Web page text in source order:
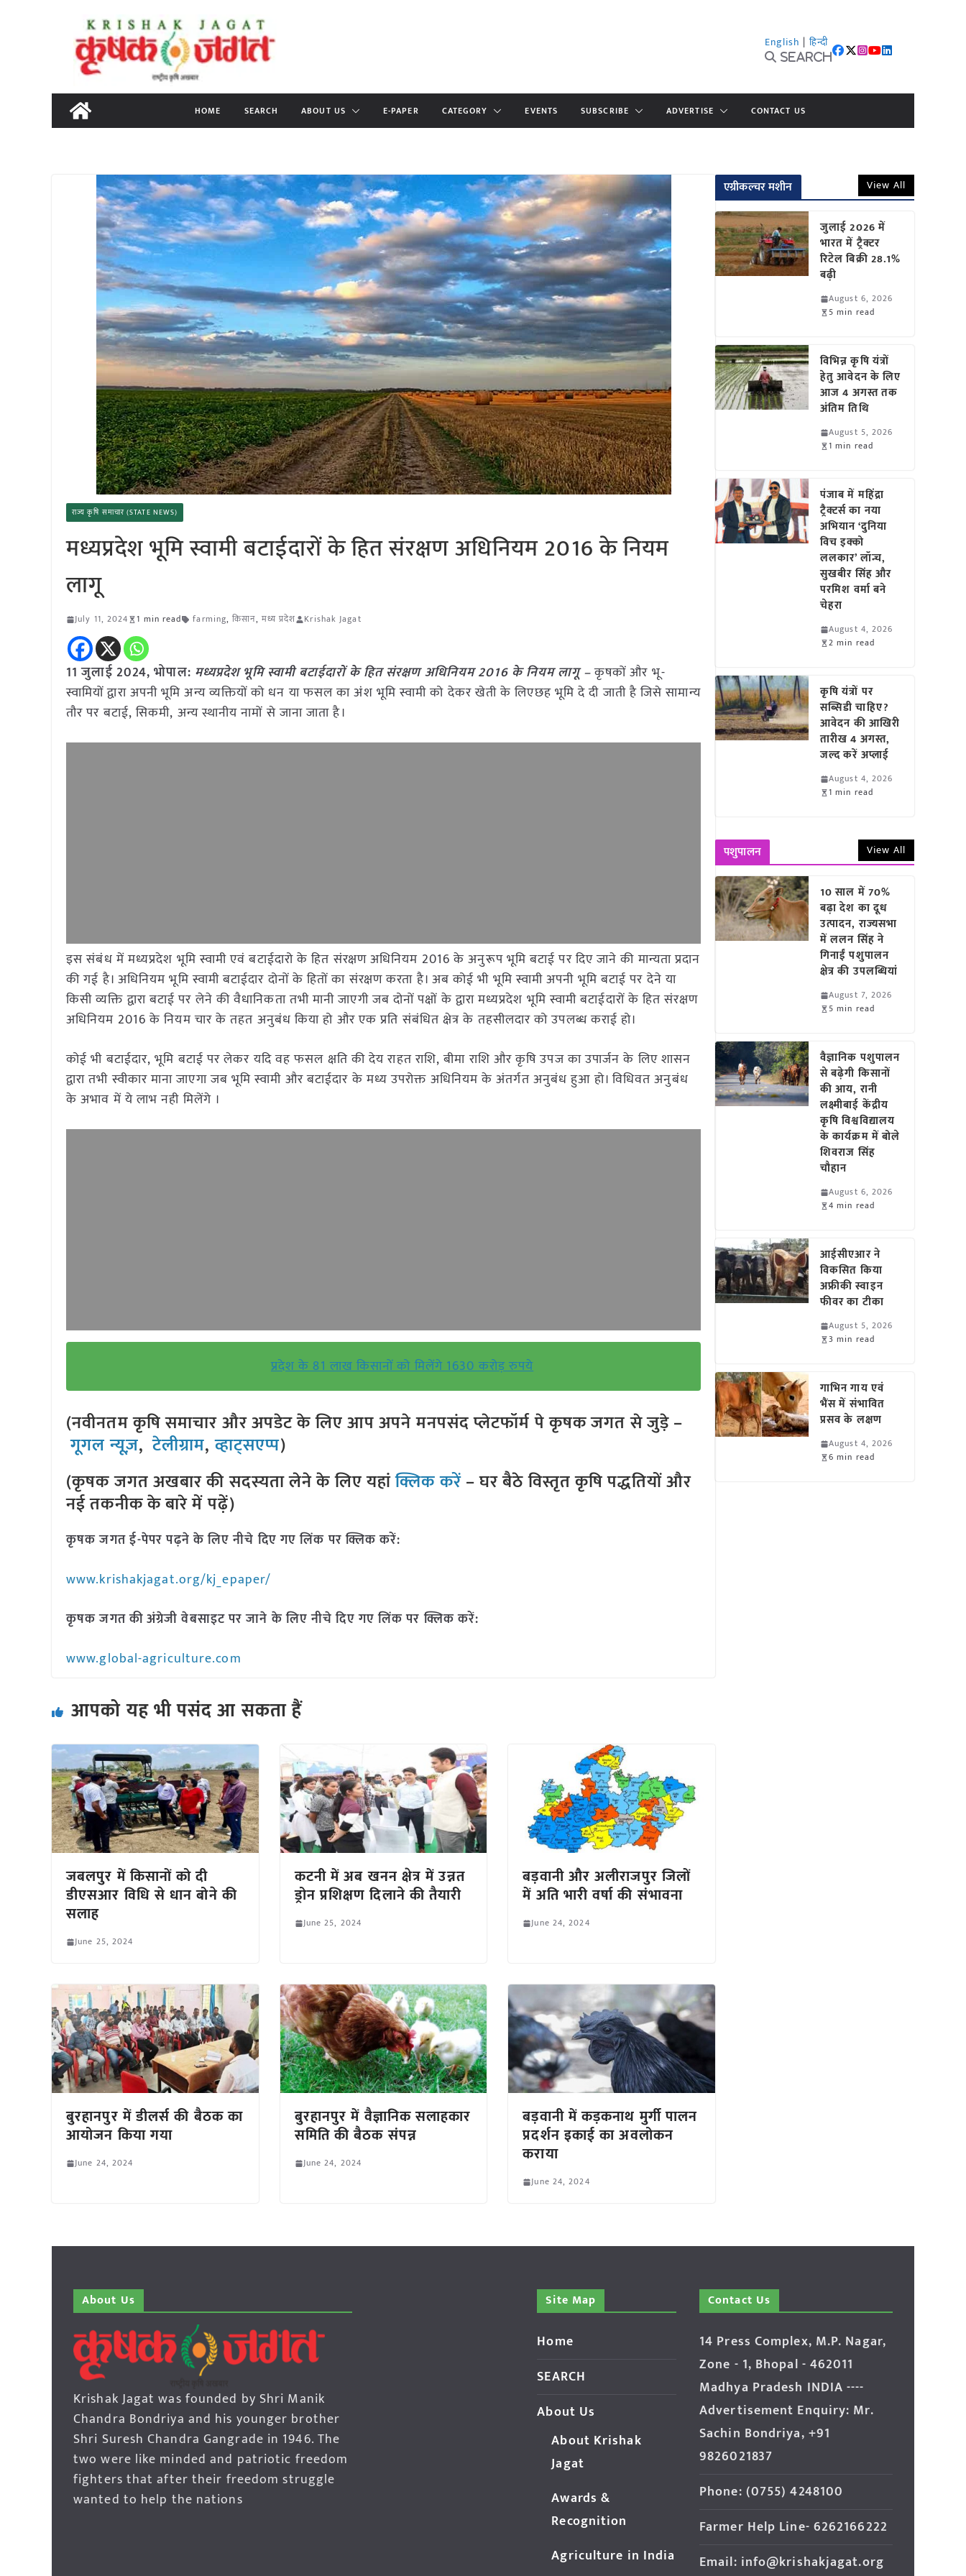
content
English | हिन्दी
Search
HOME SEARCH ABOUT US E-PAPER CATEGORY EVENTS SUBSCRIBE ADVERTISE CONTACT US
राज्य कृषि समाचार (STATE NEWS)
मध्यप्रदेश भूमि स्वामी बटाईदारों के हित संरक्षण अधिनियम 2016 के नियम
लागू
July 11, 2024 1 min read farming,किसान, मध्य प्रदेश Krishak Jagat
11 जुलाई 2024, भोपाल: मध्यप्रदेश भूमि स्वामी बटाईदारों के हित संरक्षण अधिनियम 2016 के नियम लागू –कृषकों और भू-
स्वामियों द्वारा अपनी भूमि अन्य व्यक्तियों को धन या फसल का अंश भूमि स्वामी को देकर खेती के लिएछह भूमि दे दी जाती है जिसे सामान्य
तौर पर बटाई, सिकमी, अन्य स्थानीय नामों से जाना जाता है।
इस संबंध में मध्यप्रदेश भूमि स्वामी एवं बटाईदारो के हित संरक्षण अधिनियम 2016 के अनुरूप भूमि बटाई पर दिए जाने की मान्यता प्रदान
की गई है। अधिनियम भूमि स्वामी बटाईदार दोनों के हितों का संरक्षण करता है। अब कोई भी भूमि स्वामी अपनी भूमि बटाई पर देने या
किसी व्यक्ति द्वारा बटाई पर लेने की वैधानिकता तभी मानी जाएगी जब दोनों पक्षों के द्वारा मध्यप्रदेश भूमि स्वामी बटाईदारों के हित संरक्षण
अधिनियम 2016 के नियम चार के तहत अनुबंध किया हो और एक प्रति संबंधित क्षेत्र के तहसीलदार को उपलब्ध कराई हो।
कोई भी बटाईदार, भूमि बटाई पर लेकर यदि वह फसल क्षति की देय राहत राशि, बीमा राशि और कृषि उपज का उपार्जन के लिए शासन
द्वारा तभी स्वीकार माना जाएगा जब भूमि स्वामी और बटाईदार के मध्य उपरोक्त अधिनियम के अंतर्गत अनुबंध हुआ हो। विधिवत अनुबंध
के अभाव में ये लाभ नही मिलेंगे ।
प्रदेश के 81 लाख किसानों को मिलेंगे 1630 करोड़ रुपये
(नवीनतम कृषि समाचार और अपडेट के लिए आप अपने मनपसंद प्लेटफॉर्म पे कृषक जगत से जुड़े –
गूगल न्यूज़,टेलीग्राम,व्हाट्सएप्प)
(कृषक जगत अखबार की सदस्यता लेने के लिए यहांक्लिक करें– घर बैठे विस्तृत कृषि पद्धतियों और
नई तकनीक के बारे में पढ़ें)
कृषक जगत ई-पेपर पढ़ने के लिए नीचे दिए गए लिंक पर क्लिक करें:
www.krishakjagat.org/kj_epaper/
कृषक जगत की अंग्रेजी वेबसाइट पर जाने के लिए नीचे दिए गए लिंक पर क्लिक करें:
www.global-agriculture.com
आपको यह भी पसंद आ सकता हैं
जबलपुर में किसानों को दी
डीएसआर विधि से धान बोने की
सलाह
June 25, 2024
कटनी में अब खनन क्षेत्र में उन्नत
ड्रोन प्रशिक्षण दिलाने की तैयारी
June 25, 2024
बड़वानी और अलीराजपुर जिलों
में अति भारी वर्षा की संभावना
June 24, 2024
बुरहानपुर में डीलर्स की बैठक का
आयोजन किया गया
June 24, 2024
बुरहानपुर में वैज्ञानिक सलाहकार
समिति की बैठक संपन्न
June 24, 2024
बड़वानी में कड़कनाथ मुर्गी पालन
प्रदर्शन इकाई का अवलोकन
कराया
June 24, 2024
एग्रीकल्चर मशीन View All
जुलाई 2026 में
भारत में ट्रैक्टर
रिटेल बिक्री 28.1%
बढ़ी
August 6, 2026
5 min read
विभिन्न कृषि यंत्रों
हेतु आवेदन के लिए
आज 4 अगस्त तक
अंतिम तिथि
August 5, 2026
1 min read
पंजाब में महिंद्रा
ट्रैक्टर्स का नया
अभियान ‘दुनिया
विच इक्को
ललकार’ लॉन्च,
सुखबीर सिंह और
परमिश वर्मा बने
चेहरा
August 4, 2026
2 min read
कृषि यंत्रों पर
सब्सिडी चाहिए?
आवेदन की आखिरी
तारीख 4 अगस्त,
जल्द करें अप्लाई
August 4, 2026
1 min read
पशुपालन View All
10 साल में 70%
बढ़ा देश का दूध
उत्पादन, राज्यसभा
में ललन सिंह ने
गिनाईं पशुपालन
क्षेत्र की उपलब्धियां
August 7, 2026
5 min read
वैज्ञानिक पशुपालन
से बढ़ेगी किसानों
की आय, रानी
लक्ष्मीबाई केंद्रीय
कृषि विश्वविद्यालय
के कार्यक्रम में बोले
शिवराज सिंह
चौहान
August 6, 2026
4 min read
आईसीएआर ने
विकसित किया
अफ्रीकी स्वाइन
फीवर का टीका
August 5, 2026
3 min read
गाभिन गाय एवं
भैंस में संभावित
प्रसव के लक्षण
August 4, 2026
6 min read
About Us
Krishak Jagat was founded by Shri Manik
Chandra Bondriya and his younger brother
Shri Suresh Chandra Gangrade in 1946. The
two were like minded and patriotic freedom
fighters that after their freedom struggle
wanted to help the nations
Site Map
Home
SEARCH
About Us
About Krishak
Jagat
Awards &
Recognition
Agriculture in India
Contact Us
14 Press Complex, M.P. Nagar,
Zone - 1, Bhopal - 462011
Madhya Pradesh INDIA ----
Advertisement Enquiry: Mr.
Sachin Bondriya, +91
9826021837
Phone: (0755) 4248100
Farmer Help Line- 6262166222
Email: info@krishakjagat.org